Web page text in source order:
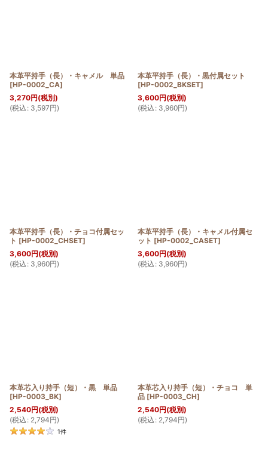
本革平持手（長）・キャメル 単品
[HP-0002_CA]
3,270円(税別)
(税込 : 3,597円)
本革平持手（長）・黒付属セット
[HP-0002_BKSET]
3,600円(税別)
(税込 : 3,960円)
本革平持手（長）・チョコ付属セッ
ト [HP-0002_CHSET]
3,600円(税別)
(税込 : 3,960円)
本革平持手（長）・キャメル付属セ
ット [HP-0002_CASET]
3,600円(税別)
(税込 : 3,960円)
本革芯入り持手（短）・黒 単品
[HP-0003_BK]
2,540円(税別)
(税込 : 2,794円)
1件
本革芯入り持手（短）・チョコ 単
品 [HP-0003_CH]
2,540円(税別)
(税込 : 2,794円)